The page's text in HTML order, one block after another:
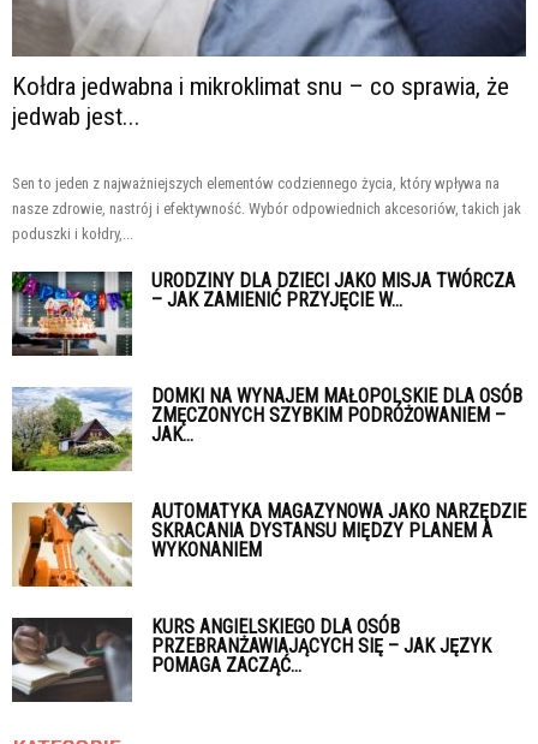
Kołdra jedwabna i mikroklimat snu – co sprawia, że
jedwab jest...
Sen to jeden z najważniejszych elementów codziennego życia, który wpływa na
nasze zdrowie, nastrój i efektywność. Wybór odpowiednich akcesoriów, takich jak
poduszki i kołdry,...
URODZINY DLA DZIECI JAKO MISJA TWÓRCZA
– JAK ZAMIENIĆ PRZYJĘCIE W...
DOMKI NA WYNAJEM MAŁOPOLSKIE DLA OSÓB
ZMĘCZONYCH SZYBKIM PODRÓŻOWANIEM –
JAK...
AUTOMATYKA MAGAZYNOWA JAKO NARZĘDZIE
SKRACANIA DYSTANSU MIĘDZY PLANEM A
WYKONANIEM
KURS ANGIELSKIEGO DLA OSÓB
PRZEBRANŻAWIAJĄCYCH SIĘ – JAK JĘZYK
POMAGA ZACZĄĆ...